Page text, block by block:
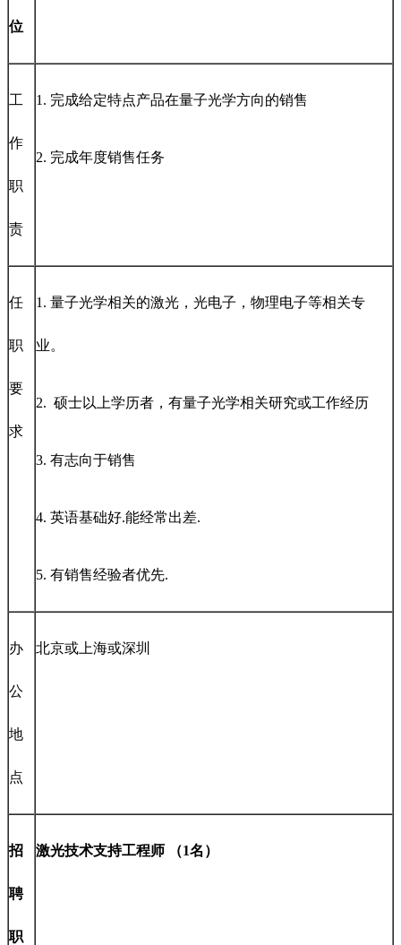
位
工
作
职
责
1. 完成给定特点产品在量子光学方向的销售
2. 完成年度销售任务
任
职
要
求
1. 量子光学相关的激光，光电子，物理电子等相关专
业。
2. 硕士以上学历者，有量子光学相关研究或工作经历
3. 有志向于销售
4. 英语基础好.能经常出差.
5. 有销售经验者优先.
办
公
地
点
北京或上海或深圳
招
聘
职
激光技术支持工程师 （1名）